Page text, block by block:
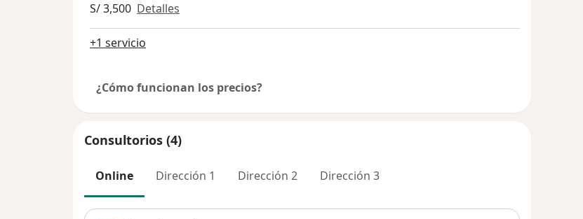
S/ 3,500 Detalles
+1 servicio
¿Cómo funcionan los precios?
Consultorios (4)
Online Dirección 1 Dirección 2 Dirección 3